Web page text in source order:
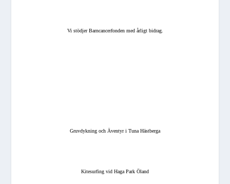
Vi stödjer Barncancerfonden med årligt bidrag.
Gruvdykning och Äventyr i Tuna Hästberga
Kitesurfing vid Haga Park Öland